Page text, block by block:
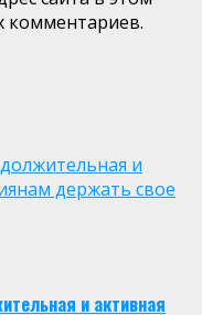
комментариев.
и
держать свое
и активная